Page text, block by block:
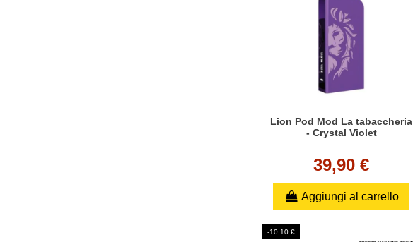
Lion Pod Mod La tabaccheria
- Crystal Violet
39,90 €
Aggiungi al carrello
-10,10 €